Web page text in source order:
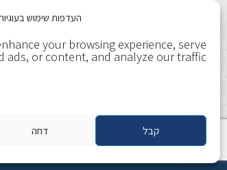
העדפות שימוש
your browsing experience, serve
ads, or content, and analyze our traffic.
קבל דחה
תנאי שימוש